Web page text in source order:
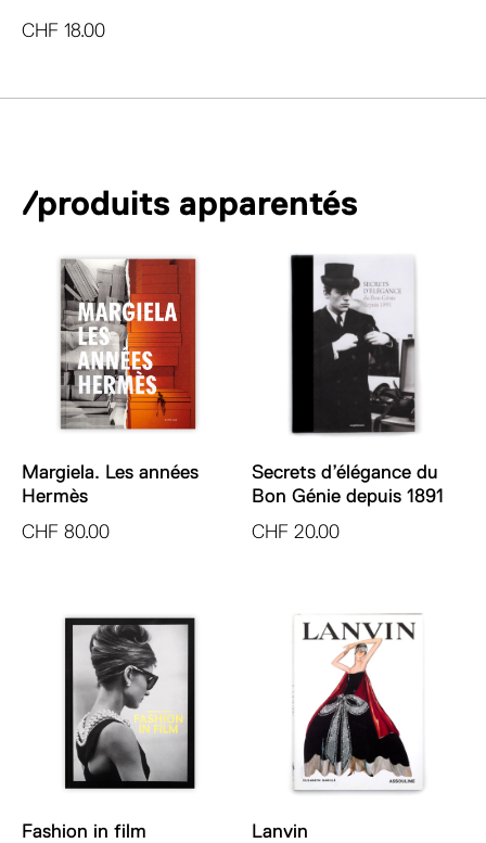
CHF 18.00
/produits apparentés
Margiela. Les années
Hermès
CHF 80.00
Secrets d’élégance du
Bon Génie depuis 1891
CHF 20.00
Fashion in film
Lanvin